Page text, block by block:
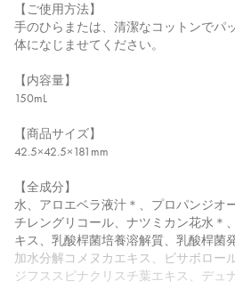
【ご使用方法】
手のひらまたは、清潔なコットンでパ
体になじませてください。
【内容量】
150mL
【商品サイズ】
42.5×42.5×181mm
【全成分】
水、アロエベラ液汁＊、プロパンジオ
チレングリコール、ナツミカン花水＊
キス、乳酸桿菌培養溶解質、乳酸桿菌
加水分解コメヌカエキス、ビサボロー
ジフススピナクリスチ葉エキス、デュ